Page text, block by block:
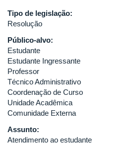
Tipo de legislação:
Resolução
Público-alvo:
Estudante
Estudante Ingressante
Professor
Técnico Administrativo
Coordenação de Curso
Unidade Acadêmica
Comunidade Externa
Assunto:
Atendimento ao estudante